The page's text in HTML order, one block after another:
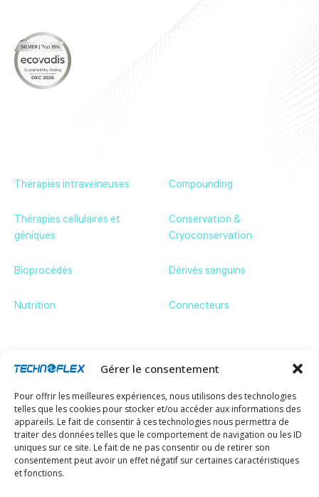
Gérer le consentement
Pour offrir les meilleures expériences, nous utilisons des technologies
telles que les cookies pour stocker et/ou accéder aux informations des
appareils. Le fait de consentir à ces technologies nous permettra de
traiter des données telles que le comportement de navigation ou les ID
uniques sur ce site. Le fait de ne pas consentir ou de retirer son
consentement peut avoir un effet négatif sur certaines caractéristiques
et fonctions.
Thérapies intraveineuses
Compounding
Thérapies cellulaires et
géniques
Conservation &
Cryoconservation
Bioprocédés Dérivés sanguins
Nutrition
Connecteurs
+33 (0)5 59 54 66 66
communication@technoflex.net
Abonnez-vous à notre newsletter pour rester
informé de nos actualités.
Email